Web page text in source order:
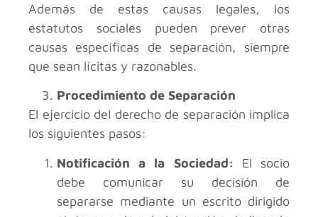
Además de estas causas legales, los
estatutos sociales pueden prever otras
causas específicas de separación, siempre
que sean lícitas y razonables.
Procedimiento de Separación
El ejercicio del derecho de separación implica
los siguientes pasos:
Notificación a la Sociedad: El socio
debe comunicar su decisión de
separarse mediante un escrito dirigido